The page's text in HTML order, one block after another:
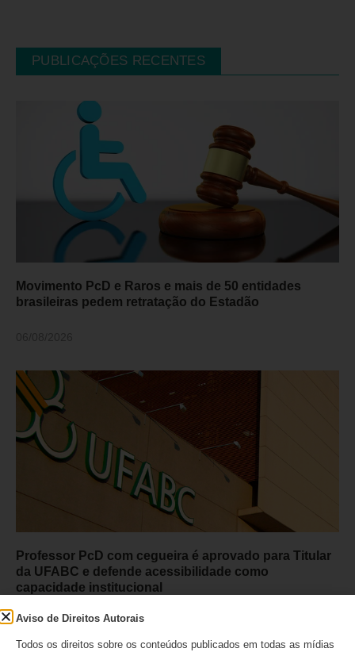
PUBLICAÇÕES RECENTES
Movimento PcD e Raros e mais de 50 entidades
brasileiras pedem retratação do Estadão
Professor PcD com cegueira é aprovado para Titular
da UFABC e defende acessibilidade como
capacidade institucional
06/08/2026
Aviso de Direitos Autorais
Todos os direitos sobre os conteúdos publicados em todas as mídias